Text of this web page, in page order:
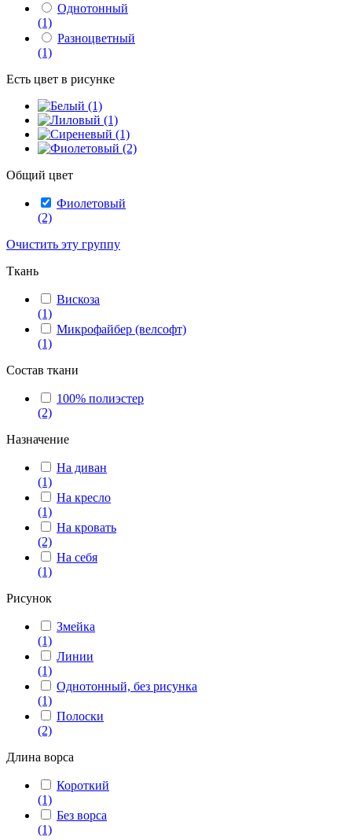
Однотонный
(1)
Разноцветный
(1)
Есть цвет в рисунке
Общий цвет
Фиолетовый
(2)
Очистить эту группу
Ткань
Вискоза
(1)
Микрофайбер (велсофт)
(1)
Состав ткани
100% полиэстер
(2)
Назначение
На диван
(1)
На кресло
(1)
На кровать
(2)
На себя
(1)
Рисунок
Змейка
(1)
Линии
(1)
Однотонный, без рисунка
(1)
Полоски
(2)
Длина ворса
Короткий
(1)
Без ворса
(1)